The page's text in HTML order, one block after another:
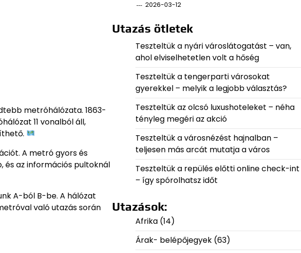
metróhálózata. 1863-
11 vonalból áll,
A metró gyors és
és az információs pultoknál
A-ból B-be. A hálózat
való utazás során
2026-03-12
Utazás ötletek
Teszteltük a nyári városlátogatást – van,
ahol elviselhetetlen volt a hőség
Teszteltük a tengerparti városokat
gyerekkel – melyik a legjobb választás?
Teszteltük az olcsó luxushoteleket – néha
tényleg megéri az akció
Teszteltük a városnézést hajnalban –
teljesen más arcát mutatja a város
Teszteltük a repülés előtti online check-int
– így spórolhatsz időt
Utazások:
Afrika(14)
Árak- belépőjegyek(63)